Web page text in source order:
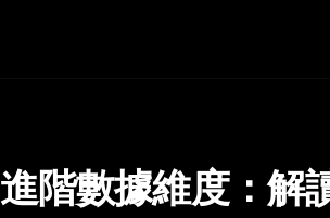
進階數據維度：解